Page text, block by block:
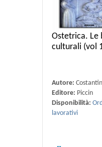
Ostetrica. Le
culturali (vol
Autore:
Editore: Piccin
Disponibilità:
lavorativi